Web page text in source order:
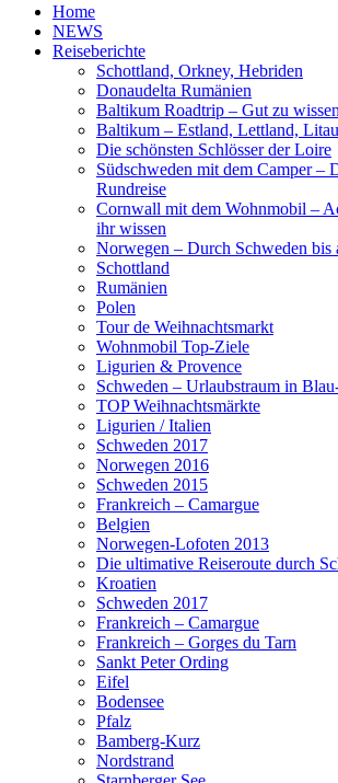
Home
NEWS
Reiseberichte
Schottland, Orkney, Hebriden
Donaudelta Rumänien
Baltikum Roadtrip – Gut zu wissen
Baltikum – Estland, Lettland,
Die schönsten Schlösser der Loire
Südschweden mit dem Camper –
Rundreise
Cornwall mit dem Wohnmobil –
ihr wissen
Norwegen – Durch Schweden bis
Schottland
Rumänien
Polen
Tour de Weihnachtsmarkt
Wohnmobil Top-Ziele
Ligurien & Provence
Schweden – Urlaubstraum in
TOP Weihnachtsmärkte
Ligurien / Italien
Schweden 2017
Norwegen 2016
Schweden 2015
Frankreich – Camargue
Belgien
Norwegen-Lofoten 2013
Die ultimative Reiseroute durch
Kroatien
Schweden 2017
Frankreich – Camargue
Frankreich – Gorges du Tarn
Sankt Peter Ording
Eifel
Bodensee
Pfalz
Bamberg-Kurz
Nordstrand